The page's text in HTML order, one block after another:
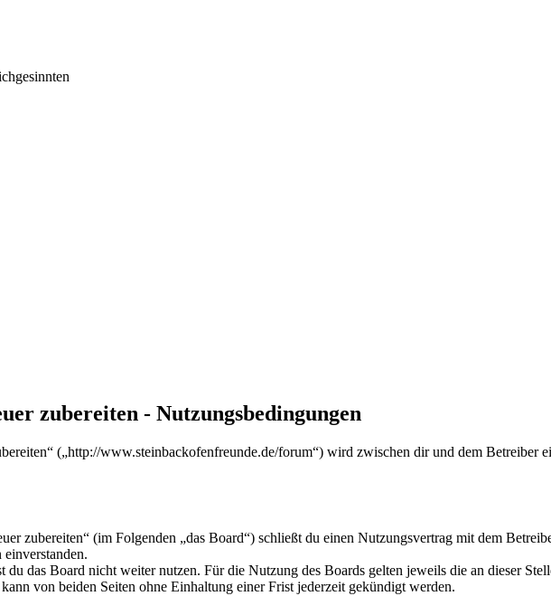
zubereiten - Nutzungsbedingungen
(„http://www.steinbackofenfreunde.de/forum“) wird zwischen dir und dem Betreiber
zubereiten“ (im Folgenden „das Board“) schließt du einen Nutzungsvertrag mit dem
das Board nicht weiter nutzen. Für die Nutzung des Boards gelten jeweils die an dieser
von beiden Seiten ohne Einhaltung einer Frist jederzeit gekündigt werden.